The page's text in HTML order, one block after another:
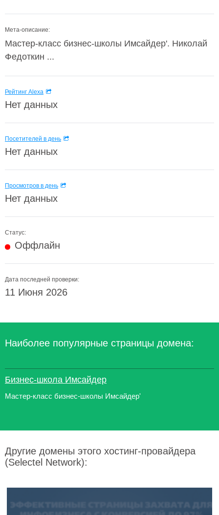
Мета-описание:
Мастер-класс бизнес-школы Имсайдер'. Николай
Федоткин ...
Рейтинг Alexa
Нет данных
Посетителей в день
Нет данных
Просмотров в день
Нет данных
Статус:
Оффлайн
Дата последней проверки:
11 Июня 2026
Наиболее популярные страницы домена:
Бизнес-школа Имсайдер
Мастер-класс бизнес-школы Имсайдер'
Другие домены этого хостинг-провайдера
(Selectel Network):